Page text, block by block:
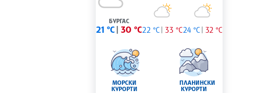
БУРГАС
21 °C 30 °C22 °C 33 °C24 °C 32 °C
МОРСКИ
КУРОРТИ
ПЛАНИНСКИ
КУРОРТИ